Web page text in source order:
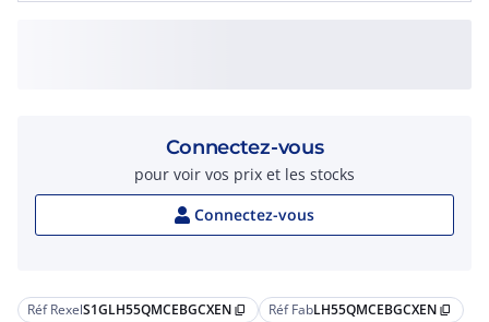
Réf RexelS1GLH55QMCEBGCXEN content_copy Réf FabLH55QMCEBGCXEN content_copy
Connectez-vous
pour voir vos prix et les stocks
Connectez-vous